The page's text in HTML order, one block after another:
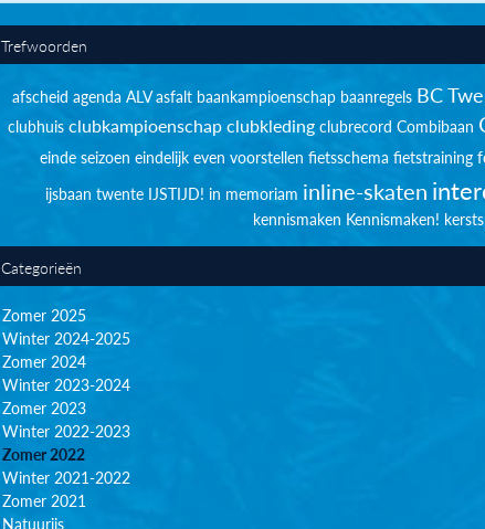
Trefwoorden
afscheid agenda ALV asfalt baankampioenschap baanregels BC
clubhuis clubkampioenschapclubkleding clubrecord Combibaan
einde seizoen eindelijk even voorstellen fietsschema fietstraining
ijsbaan twente IJSTIJD! in memoriam inline-skaten
kennismaken Kennismaken!
Categorieën
Zomer 2025
Winter 2024-2025
Zomer 2024
Winter 2023-2024
Zomer 2023
Winter 2022-2023
Zomer 2022
Winter 2021-2022
Zomer 2021
Natuurijs